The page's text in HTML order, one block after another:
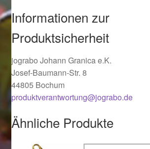
Ostergeschenke finden für Ostern 2022
Partner
Shop
Startseite
Startseite
Informationen zur
Produktsicherheit
jograbo Johann Granica e.K.
Josef-Baumann-Str. 8
44805 Bochum
produktverantwortung@jograbo.de
Ähnliche Produkte